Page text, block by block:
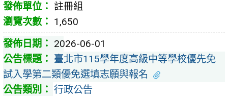
註冊組
1,650
2026-06-01
臺北市115學年度高級中等學校優先免
試入學第二類優免選填志願與報名
行政公告